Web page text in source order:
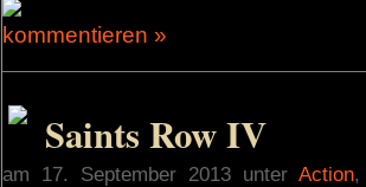
kommentieren »
Saints Row IV
am 17. September 2013 unter Action,